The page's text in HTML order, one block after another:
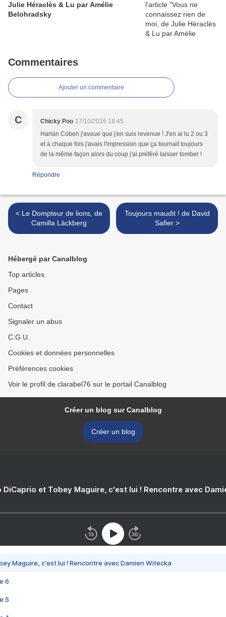
Julie Héraclès & Lu par Amélie
Belohradsky
Commentaires
Ajouter un commentaire
C Chicky Poo 17/10/2016 18:45
Harlan Coben j'avoue que j'en suis revenue ! J'en ai lu 2 ou 3
et à chaque fois j'avais l'impression que ça tournait toujours
de la même façon alors du coup j'ai préféré laisser tomber !
Répondre
< Le Dompteur de lions, de
Camilla Läckberg
Toujours maudit ! de David
Safier >
Hébergé par Canalblog
Top articles
Pages
Contact
Signaler un abus
C.G.U.
Cookies et données personnelles
Préférences cookies
Voir le profil de clarabel76 sur le portail Canalblog
Créer un blog sur Canalblog
Créer un blog
DiCaprio et Tobey Maguire, c'est lui ! Rencontre avec
Maguire, c'est lui ! Rencontre avec Damien Witecka
6
5